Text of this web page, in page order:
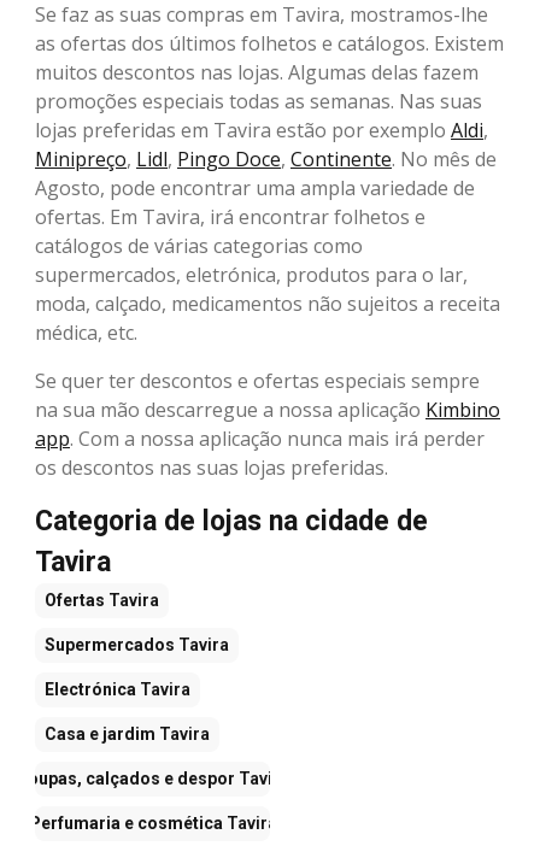
Se faz as suas compras em Tavira, mostramos-lhe
as ofertas dos últimos folhetos e catálogos. Existem
muitos descontos nas lojas. Algumas delas fazem
promoções especiais todas as semanas. Nas suas
lojas preferidas em Tavira estão por exemplo Aldi,
Minipreço, Lidl, Pingo Doce, Continente. No mês de
Agosto, pode encontrar uma ampla variedade de
ofertas. Em Tavira, irá encontrar folhetos e
catálogos de várias categorias como
supermercados, eletrónica, produtos para o lar,
moda, calçado, medicamentos não sujeitos a receita
médica, etc.
Se quer ter descontos e ofertas especiais sempre
na sua mão descarregue a nossa aplicação Kimbino
app. Com a nossa aplicação nunca mais irá perder
os descontos nas suas lojas preferidas.
Categoria de lojas na cidade de
Tavira
Ofertas Tavira
Supermercados Tavira
Electrónica Tavira
Casa e jardim Tavira
Roupas, calçados e despor Tavira
Perfumaria e cosméticaTavira